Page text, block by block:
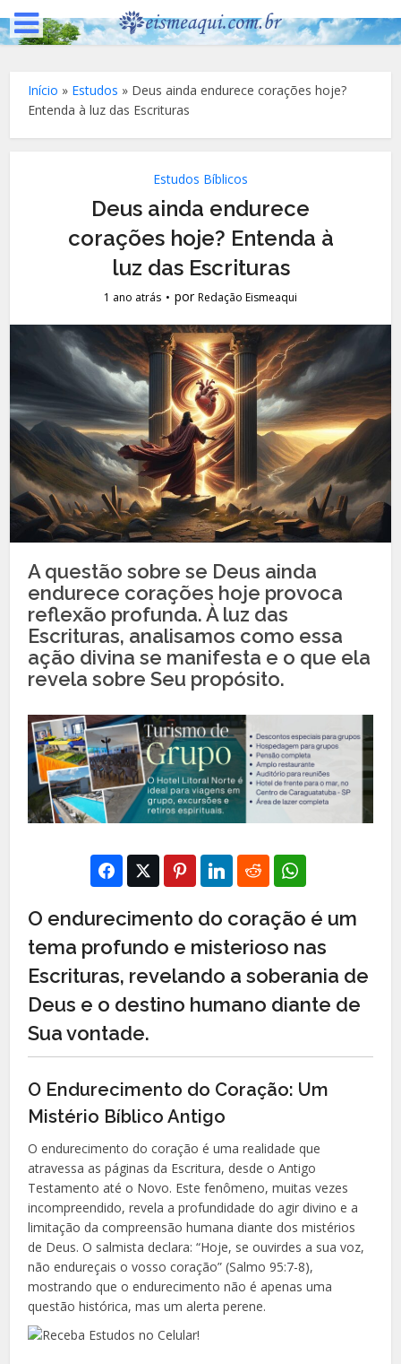
Início » Estudos » Deus ainda endurece corações hoje?
Entenda à luz das Escrituras
Estudos Bíblicos
Deus ainda endurece
corações hoje? Entenda à
luz das Escrituras
1 ano atrás porRedação Eismeaqui
A questão sobre se Deus ainda
endurece corações hoje provoca
reflexão profunda. À luz das
Escrituras, analisamos como essa
ação divina se manifesta e o que ela
revela sobre Seu propósito.
O endurecimento do coração é um
tema profundo e misterioso nas
Escrituras, revelando a soberania de
Deus e o destino humano diante de
Sua vontade.
O Endurecimento do Coração: Um
Mistério Bíblico Antigo
O endurecimento do coração é uma realidade que
atravessa as páginas da Escritura, desde o Antigo
Testamento até o Novo. Este fenômeno, muitas vezes
incompreendido, revela a profundidade do agir divino e a
limitação da compreensão humana diante dos mistérios
de Deus. O salmista declara: “Hoje, se ouvirdes a sua voz,
não endureçais o vosso coração” (Salmo 95:7-8),
mostrando que o endurecimento não é apenas uma
questão histórica, mas um alerta perene.